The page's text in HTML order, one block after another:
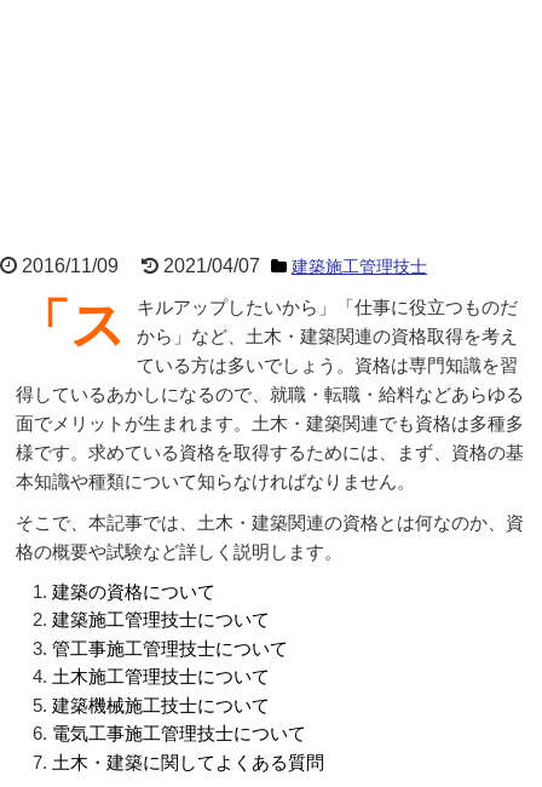
2016/11/09 2021/04/07 建築施工管理技士
「スキルアップしたいから」「仕事に役立つものだ
から」など、土木・建築関連の資格取得を考え
ている方は多いでしょう。資格は専門知識を習
得しているあかしになるので、就職・転職・給料などあらゆる
面でメリットが生まれます。土木・建築関連でも資格は多種多
様です。求めている資格を取得するためには、まず、資格の基
本知識や種類について知らなければなりません。
そこで、本記事では、土木・建築関連の資格とは何なのか、資
格の概要や試験など詳しく説明します。
建築の資格について
建築施工管理技士について
管工事施工管理技士について
土木施工管理技士について
建築機械施工技士について
電気工事施工管理技士について
土木・建築に関してよくある質問